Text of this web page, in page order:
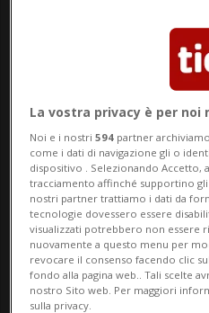
Segui le notizie e gli
Swiss
La vostra privacy è per
Noi e i nostri594 partner
come i dati di navigazione gli o
dispositivo . Selezionando Accetto,
tracciamento affinché supportino
nostri partner trattiamo i dati da
tecnologie dovessero essere
visualizzati potrebbero non essere
nuovamente a questo menu per
revocare il consenso facendo clic
fondo alla pagina web.. Tali scelte
nostro Sito web. Per maggiori
sulla privacy.